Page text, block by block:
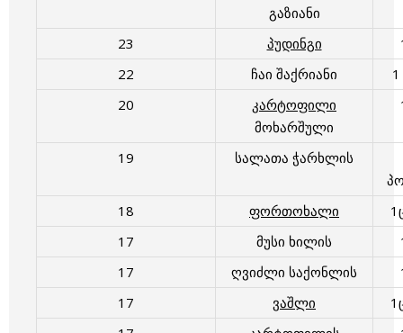
გაზიანი
23 პუდინგი
22
ჩაი შაქრიანი
20
კარტოფილი
მოხარშული
19
სალათა ჭარხლის
18
ფორთოხალი
17
მუსი ხილის
17
ღვიძლი საქონლის
17
ვაშლი